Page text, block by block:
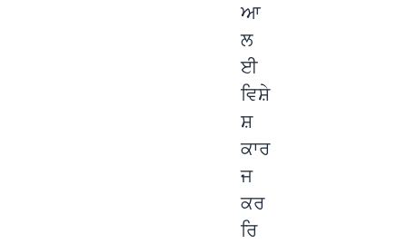
ਆ
ਲ
ਈ
ਵਿਸ਼ੇ
ਸ਼
ਕਾਰ
ਜ
ਕਰ
ਰਿ